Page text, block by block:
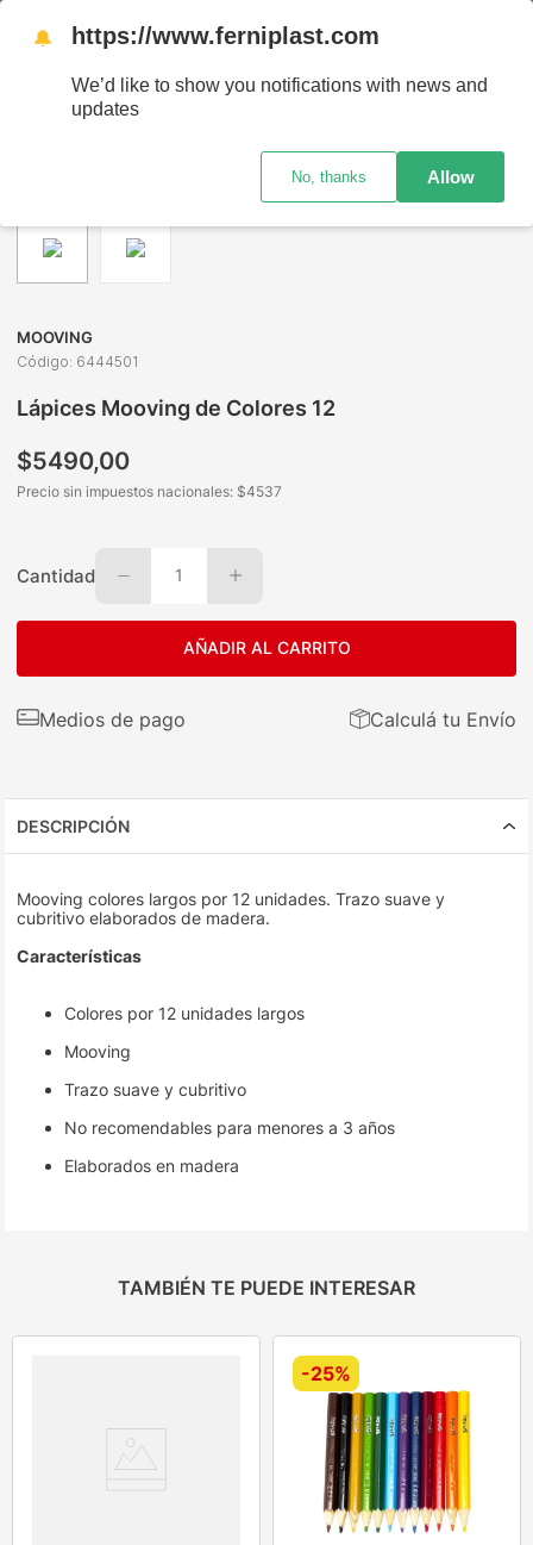
MOOVING
Código: 6444501
Lápices Mooving de Colores 12
$5490,00
Precio sin impuestos nacionales: $4537
Cantidad 1
AÑADIR AL CARRITO
Medios de pago Calculá tu Envío
DESCRIPCIÓN
Mooving colores largos por 12 unidades. Trazo suave y
cubritivo elaborados de madera.
Características
Colores por 12 unidades largos
Mooving
Trazo suave y cubritivo
No recomendables para menores a 3 años
Elaborados en madera
TAMBIÉN TE PUEDE INTERESAR
-25%
🔔 https://www.ferniplast.com
We’d like to show you notifications with news and
updates
No, thanks Allow